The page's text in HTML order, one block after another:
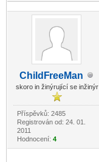
ChildFreeMan
skoro in žinýrující se inžinýr
Příspěvků: 2485
Registrován od: 24. 01.
2011
Hodnocení: 4